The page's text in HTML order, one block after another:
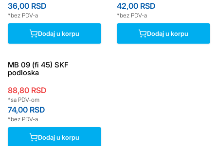
36,00 RSD
*bez PDV-a
Dodaj u korpu
42,00 RSD
*bez PDV-a
Dodaj u korpu
MB 09 (fi 45) SKF
podloska
88,80 RSD
*sa PDV-om
74,00 RSD
*bez PDV-a
Dodaj u korpu